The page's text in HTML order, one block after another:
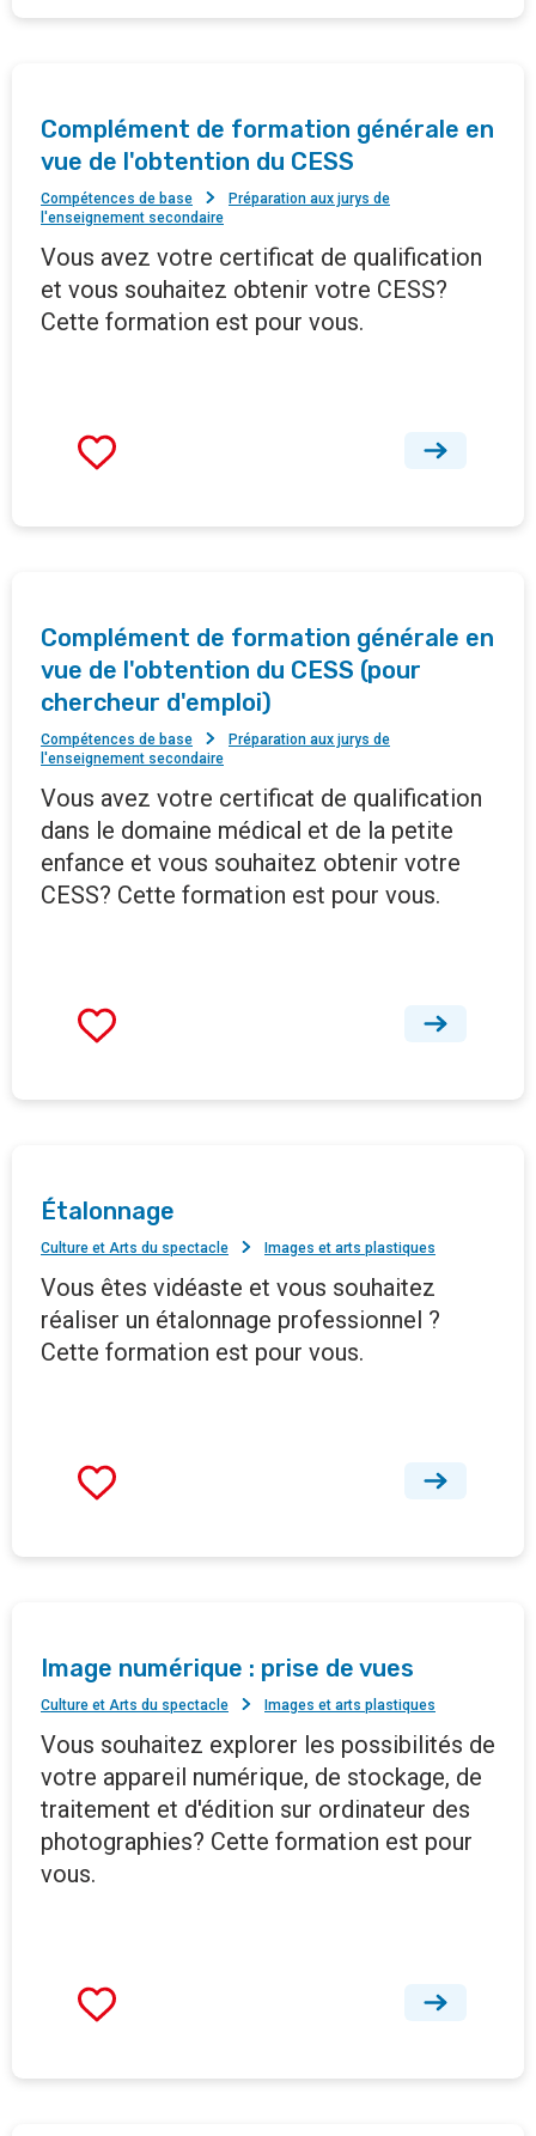
Complément de formation générale en
vue de l'obtention du CESS
Compétences de base
Préparation aux jurys de
l'enseignement secondaire
Vous avez votre certificat de qualification
et vous souhaitez obtenir votre CESS?
Cette formation est pour vous.
Complément de formation générale en
vue de l'obtention du CESS (pour
chercheur d'emploi)
Compétences de base
Préparation aux jurys de
l'enseignement secondaire
Vous avez votre certificat de qualification
dans le domaine médical et de la petite
enfance et vous souhaitez obtenir votre
CESS? Cette formation est pour vous.
Étalonnage
Culture et Arts du spectacle Images et arts plastiques
Vous êtes vidéaste et vous souhaitez
réaliser un étalonnage professionnel ?
Cette formation est pour vous.
Image numérique : prise de vues
Culture et Arts du spectacle Images et arts plastiques
Vous souhaitez explorer les possibilités de
votre appareil numérique, de stockage, de
traitement et d'édition sur ordinateur des
photographies? Cette formation est pour
vous.